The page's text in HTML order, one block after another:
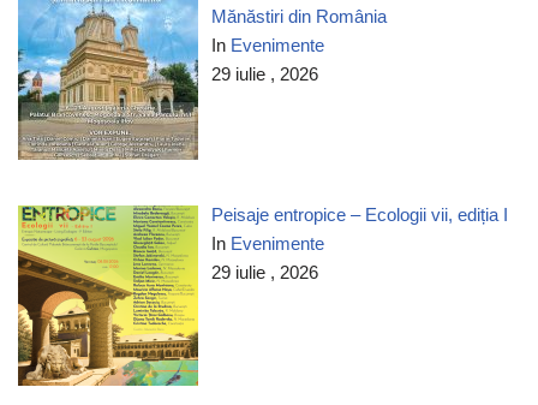
Mănăstiri din România
In Evenimente
29 iulie , 2026
Peisaje entropice – Ecologii vii, ediția I
In Evenimente
29 iulie , 2026